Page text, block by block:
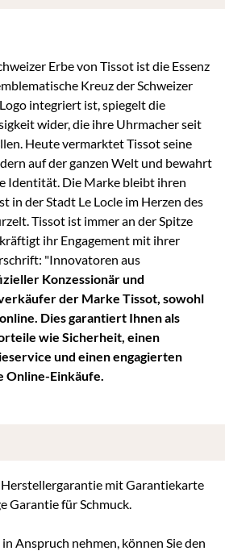
Erbe von Tissot ist die Essenz
Kreuz der Schweizer
integriert ist, spiegelt die
wider, die ihre Uhrmacher seit
Heute vermarktet Tissot seine
auf der ganzen Welt und bewahrt
Identität. Die Marke bleibt ihren
in der Stadt Le Locle im Herzen des
Tissot ist immer an der Spitze
ihr Engagement mit ihrer
"Innovatoren aus
Konzessionär und
der Marke Tissot, sowohl
Dies garantiert Ihnen als
wie Sicherheit, einen
und einen engagierten
Einkäufe.
mit Garantiekarte
Garantie für Schmuck.
Anspruch nehmen, können Sie den